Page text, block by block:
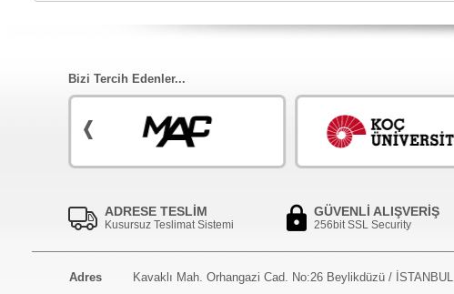
Bizi Tercih Edenler...
ADRESE TESLİM
Kusursuz Teslimat Sistemi
GÜVENLİ ALIŞVERİŞ
256bit SSL Security
Adres
Kavaklı Mah. Orhangazi Cad. No:26 Beylikdüzü / İSTANBUL